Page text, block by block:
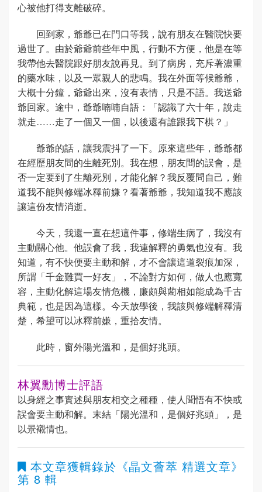
心被他打得支離破碎。
回到家，爺爺已在門口等我，說有朋友在醫院快要
過世了。由於爺爺前些年中風，行動不方便，他是在等
我帶他去醫院跟好朋友說再見。到了病房，充斥著濃重
的藥水味，以及一眾親人的悲鳴。我在外面等候爺爺，
大概十分鐘，爺爺出來，沒有表情，只是不語。我送爺
爺回家。途中，爺爺喃喃自語：「認識了六十年，說走
就走……走了一個又一個，以後還有誰跟我下棋？」
爺爺的話，讓我震抖了一下。原來這些年，爺爺都
在經歷朋友間的生離死別。我在想，朋友間的誤會，是
否一定要到了生離死別，才能化解？我反覆問自己，難
道我不能與修端冰釋前嫌？看著爺爺，我知道我不應該
讓這份友情消逝。
今天，我還一直在想這件事，修端生病了，我沒有
主動關心他。他誤會了我，我連解釋的勇氣也沒有。我
知道，有不快便要主動和解，才不會讓這道裂痕加深，
所謂「千金難買一好友」，不論對方如何，做人也應寬
容，主動化解這場友情危機，廉頗與藺相如能成為千古
典範，也是因為這樣。今天放學後，我該與修端解釋清
楚，希望可以冰釋前嫌，重拾友情。
此時，窗外陽光溫和，是個好兆頭。
林翼勳博士評語
以身經之事實述與朋友相交之種種，使人聞悟有不快或
誤會要主動和解。末結「陽光溫和，是個好兆頭」，是
以景襯情也。
本文章獲輯錄於 《晶文薈萃 精選文章》
第 8 輯